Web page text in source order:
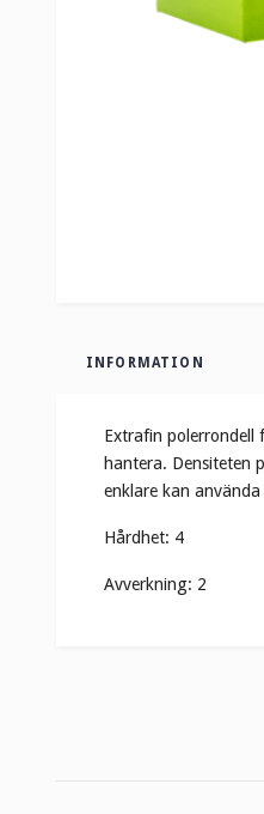
INFORMATION
Extrafin polerrondell
hantera. Densiteten
enklare kan
Hårdhet: 4
Avverkning: 2